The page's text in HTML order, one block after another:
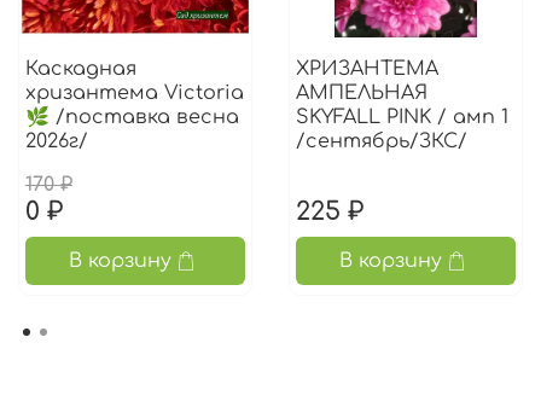
Каскадная
хризантема Victoria
🌿 /поставка весна
2026г/
170 ₽
0 ₽
В корзину
ХРИЗАНТЕМА
АМПЕЛЬНАЯ
SKYFALL PINK / амп 1
/сентябрь/ЗКС/
225 ₽
В корзину